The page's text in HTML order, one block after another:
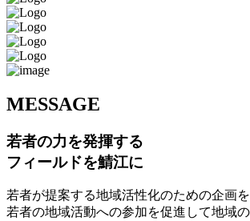
MESSAGE
若者の力を発揮する
フィールドを鯖江に
若者が提案する地域活性化のための企画を
若者の地域活動への参加を促進して地域